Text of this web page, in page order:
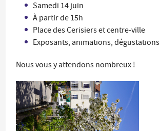
Samedi 14 juin
À partir de 15h
Place des Cerisiers et centre-ville
Exposants, animations, dégustations
Nous vous y attendons nombreux !